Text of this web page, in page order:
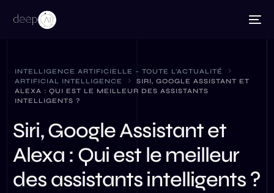
INTELLIGENCE ARTIFICIELLE – TOUTE L’ACTUALITÉ
ARTIFICIAL INTELLIGENCE
SIRI, GOOGLE ASSISTANT ET
ALEXA : QUI EST LE MEILLEUR DES ASSISTANTS
INTELLIGENTS ?
Siri, Google Assistant et
Alexa : Qui est le meilleur
des assistants intelligents ?